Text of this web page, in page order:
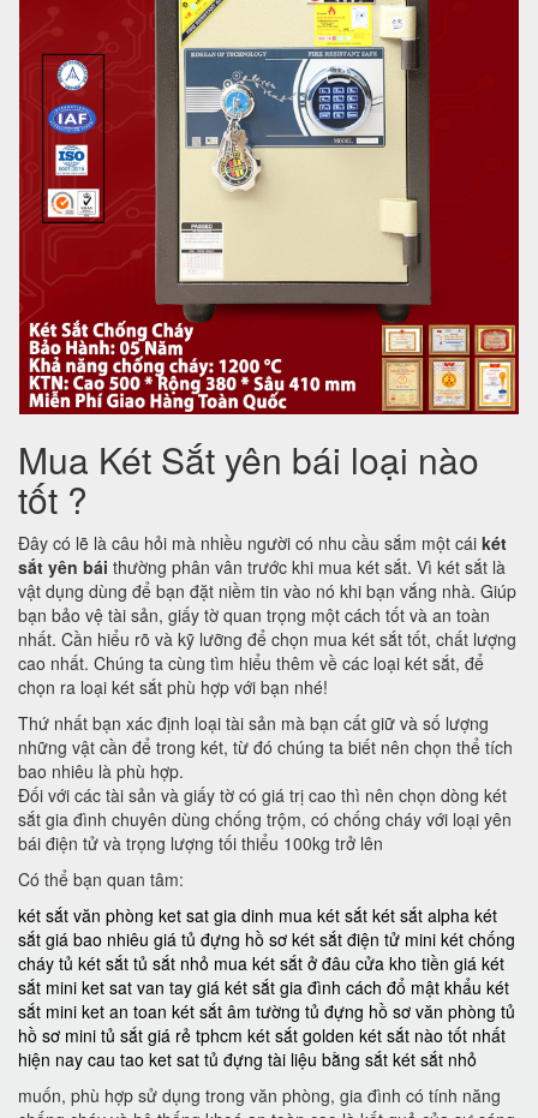
Mua Két Sắt yên bái loại nào
tốt ?
Đây có lẽ là câu hỏi mà nhiều người có nhu cầu sắm một cái két
sắt yên bái thường phân vân trước khi mua két sắt. Vì két sắt là
vật dụng dùng để bạn đặt niềm tin vào nó khi bạn vắng nhà. Giúp
bạn bảo vệ tài sản, giấy tờ quan trọng một cách tốt và an toàn
nhất. Cần hiểu rõ và kỹ lưỡng để chọn mua két sắt tốt, chất lượng
cao nhất. Chúng ta cùng tìm hiểu thêm về các loại két sắt, để
chọn ra loại két sắt phù hợp với bạn nhé!
Thứ nhất bạn xác định loại tài sản mà bạn cất giữ và số lượng
những vật cần để trong két, từ đó chúng ta biết nên chọn thể tích
bao nhiêu là phù hợp.
Đối với các tài sản và giấy tờ có giá trị cao thì nên chọn dòng két
sắt gia đình chuyên dùng chống trộm, có chống cháy với loại yên
bái điện tử và trọng lượng tối thiểu 100kg trở lên
Có thể bạn quan tâm:
két sắt văn phòng ket sat gia dinh mua két sắt két sắt alpha két
sắt giá bao nhiêu giá tủ đựng hồ sơ két sắt điện tử mini két chống
cháy tủ két sắt tủ sắt nhỏ mua két sắt ở đâu cửa kho tiền giá két
sắt mini ket sat van tay giá két sắt gia đình cách đổ mật khẩu két
sắt mini ket an toan két sắt âm tường tủ đựng hồ sơ văn phòng tủ
hồ sơ mini tủ sắt giá rẻ tphcm két sắt golden két sắt nào tốt nhất
hiện nay cau tao ket sat tủ đựng tài liệu bằng sắt két sắt nhỏ
muốn, phù hợp sử dụng trong văn phòng, gia đình có tính năng